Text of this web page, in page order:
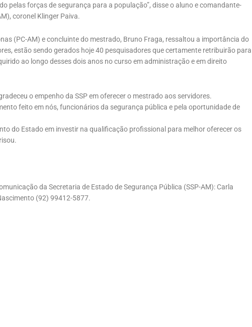
pelas forças de segurança para a população”, disse o aluno e comandante-
coronel Klinger Paiva.
(PC-AM) e concluinte do mestrado, Bruno Fraga, ressaltou a importância do
estão sendo gerados hoje 40 pesquisadores que certamente retribuirão para
ao longo desses dois anos no curso em administração e em direito
o empenho da SSP em oferecer o mestrado aos servidores.
feito em nós, funcionários da segurança pública e pela oportunidade de
do Estado em investir na qualificação profissional para melhor oferecer os
da Secretaria de Estado de Segurança Pública (SSP-AM): Carla
(92) 99412-5877.